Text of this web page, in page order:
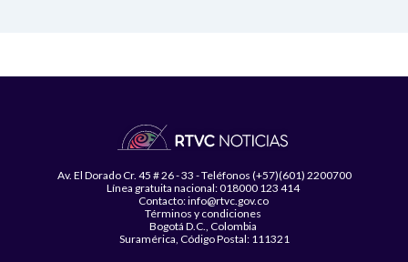
Av. El Dorado Cr. 45 # 26 - 33 - Teléfonos (+57)(601) 2200700
Línea gratuita nacional: 018000 123 414
Contacto: info@rtvc.gov.co
Términos y condiciones
Bogotá D.C., Colombia
Suramérica, Código Postal: 111321